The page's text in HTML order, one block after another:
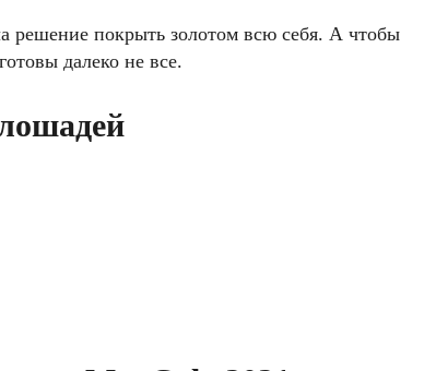
решение покрыть золотом всю себя. А чтобы
далеко не все.